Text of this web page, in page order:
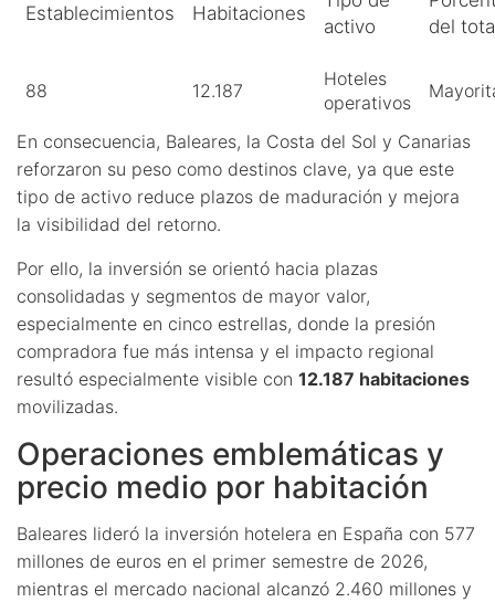
Establecimientos Habitaciones
activo
del
88 12.187
Hoteles
operativos
En consecuencia, Baleares, la Costa del Sol y Canarias
reforzaron su peso como destinos clave, ya que este
tipo de activo reduce plazos de maduración y mejora
la visibilidad del retorno.
Por ello, la inversión se orientó hacia plazas
consolidadas y segmentos de mayor valor,
especialmente en cinco estrellas, donde la presión
compradora fue más intensa y el impacto regional
resultó especialmente visible con 12.187 habitaciones
movilizadas.
Operaciones emblemáticas y
precio medio por habitación
Baleares lideró la inversión hotelera en España con 577
millones de euros en el primer semestre de 2026,
mientras el mercado nacional alcanzó 2.460 millones y